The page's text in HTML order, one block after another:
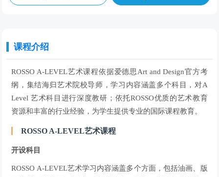
课程介绍
ROSSO A-LEVEL艺术课程依据爱德思Art and Design官方考
纲，集结海归艺术院校导师，学习内容涵盖多个科目，对A
Level 艺术科目进行深度教研；依托ROSSO优质的艺术教育
资源和丰富的行业经验，为学生提供专业的国际课程教育。
ROSSO A-LEVEL艺术课程
开设科目
ROSSO A-LEVEL艺术学习内容涵盖多个方面，包括油画、版